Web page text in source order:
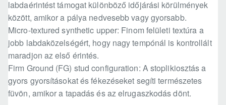
labdaérintést támogat különböző időjárási körülmények
között, amikor a pálya nedvesebb vagy gyorsabb.
Micro-textured synthetic upper: Finom felületi textúra a
jobb labdaközelségért, hogy nagy tempónál is kontrollált
maradjon az első érintés.
Firm Ground (FG) stud configuration: A stoplikiosztás a
gyors gyorsításokat és fékezéseket segíti természetes
füvön, amikor a tapadás és az elrugaszkodás dönt.